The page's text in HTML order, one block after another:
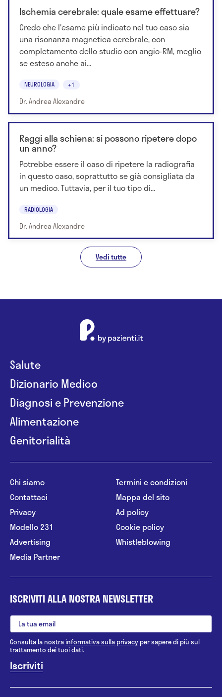
Ischemia cerebrale: quale esame effettuare?
Credo che l'esame più indicato nel tuo caso sia
una risonanza magnetica cerebrale, con
completamento dello studio con angio-RM, meglio
se esteso anche ai...
NEUROLOGIA +1
Dr. Andrea Alexandre
Raggi alla schiena: si possono ripetere dopo
un anno?
Potrebbe essere il caso di ripetere la radiografia
in questo caso, soprattutto se già consigliata da
un medico. Tuttavia, per il tuo tipo di...
RADIOLOGIA
Dr. Andrea Alexandre
Vedi tutte
Salute
Dizionario Medico
Diagnosi e Prevenzione
Alimentazione
Genitorialità
Chi siamo
Contattaci
Privacy
Modello 231
Advertising
Media Partner
Termini e condizioni
Mappa del sito
Ad policy
Cookie policy
Whistleblowing
ISCRIVITI ALLA NOSTRA NEWSLETTER
Consulta la nostrainformativa sulla privacy per sapere di più sul
trattamento dei tuoi dati.